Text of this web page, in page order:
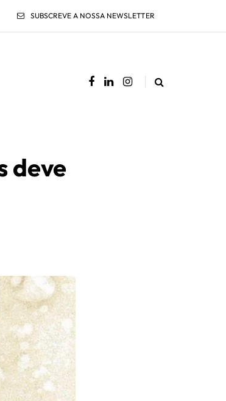
SUBSCREVE A NOSSA NEWSLETTER
deve